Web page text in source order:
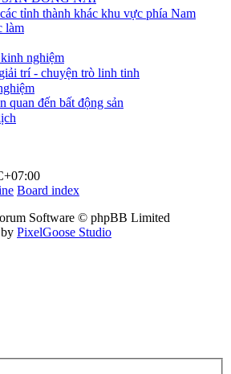
tỉnh thành khác khu vực phía Nam
làm
nghiệm
trí - chuyện trò linh tinh
quan đến bất động sản
Board index
Software © phpBB Limited
PixelGoose Studio